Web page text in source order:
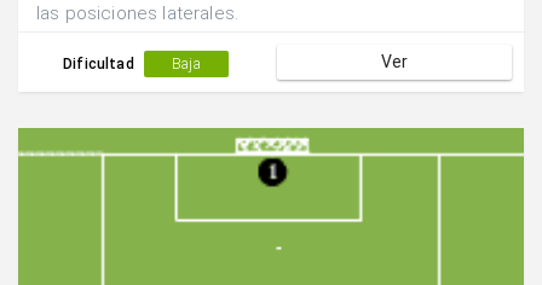
las posiciones laterales.
Dificultad Baja Ver